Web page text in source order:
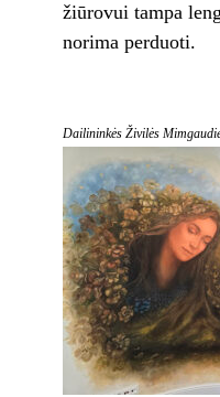
žiūrovui tampa
norima perduoti.
Dailininkės Živilės